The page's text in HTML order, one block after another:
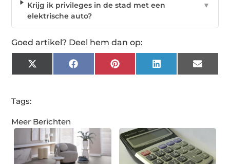
Krijg ik privileges in de stad met een
elektrische auto?
▼
Goed artikel? Deel hem dan op:
X
(Twitter)
Facebook Pinterest LinkedIn Email
Tags:
Meer Berichten